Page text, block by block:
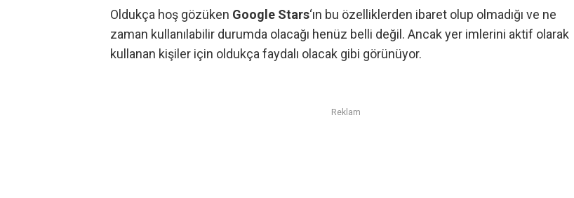
Oldukça hoş gözüken Google Stars‘ın bu özelliklerden ibaret olup olmadığı ve ne
zaman kullanılabilir durumda olacağı henüz belli değil. Ancak yer imlerini aktif olarak
kullanan kişiler için oldukça faydalı olacak gibi görünüyor.
Reklam